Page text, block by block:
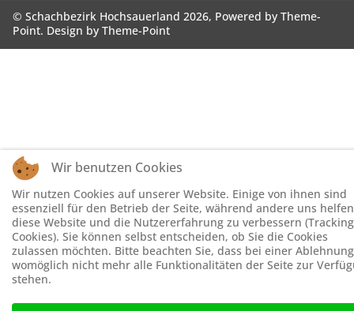
© Schachbezirk Hochsauerland 2026, Powered byTheme-
Point. Design byTheme-Point
Wir benutzen Cookies
Wir nutzen Cookies auf unserer Website. Einige von ihnen sind
essenziell für den Betrieb der Seite, während andere uns
diese Website und die Nutzererfahrung zu verbessern (Tracking
Cookies). Sie können selbst entscheiden, ob Sie die Cookies
zulassen möchten. Bitte beachten Sie, dass bei einer Ablehnung
womöglich nicht mehr alle Funktionalitäten der Seite zur
stehen.